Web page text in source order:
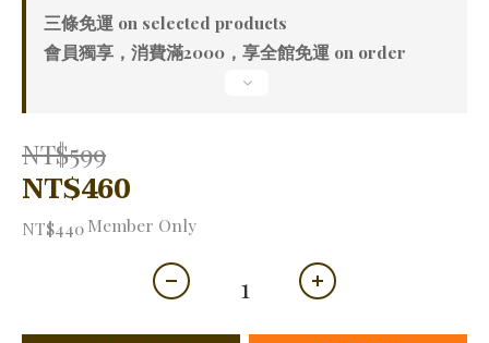
三條免運 on selected products
會員獨享，消費滿2000，享全館免運 on order
NT$599
NT$460
NT$440Member Only